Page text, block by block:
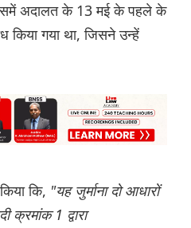
अदालत के 13 मई के पहले के
किया गया था, जिसने उन्हें
कि, "यह जुर्माना दो आधारों
क्रमांक 1 द्वारा